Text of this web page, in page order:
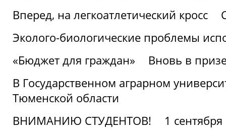
Вперед, на легкоатлетический кросс
Эколого-биологические проблемы
«Бюджет для граждан»
Вновь в
В Государственном аграрном
Тюменской области
ВНИМАНИЮ СТУДЕНТОВ!
1 сентября